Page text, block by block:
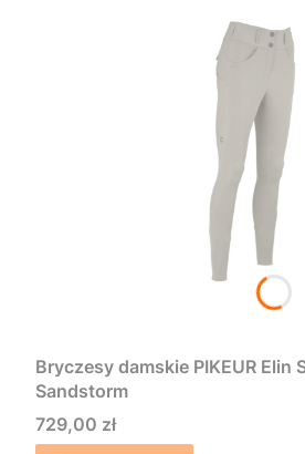
Bryczesy damskie PIKEUR Elin
Sandstorm
Cena
729,00 zł